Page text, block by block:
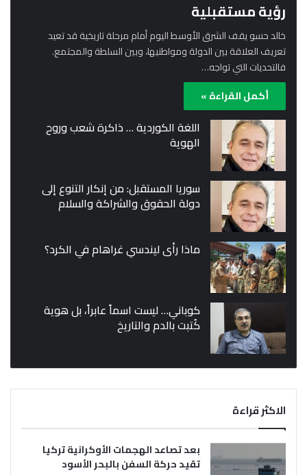
رؤية مستقبلية
خالد حسو يقف الشرق الأوسط اليوم أمام مرحلة تاريخية قد تعيد
تعريف العلاقة بين الدولة ومواطنيها، وبين السلطة والمجتمع.
فالتحديات التي تواجه…
أكمل القراءة »
اللغة الكوردية … ذاكرة شعب وروح
الهوية
سوريا المستقبل: من إنكار التنوع إلى
دولة الحقوق والشراكة والسلام
ماذا رأى ليندسي غراهام في الكرد؟
كوباني… ليست اسماً عابراً، بل هوية
كُتبت بالدم والتاريخ
الاكثر قراءة
بعد تصاعد الهجمات الأوكرانية تركيا
تقيد حركة السفن بالبحر الأسود